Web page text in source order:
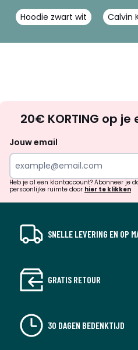
Hoodie zwart wit Calvin
20€ KORTING op
Jouw email
Heb je al een klantaccount? Abonneer je
persoonlijke ruimte door hier te klikken
SNELLE LEVERING EN OP
GRATIS RETOUR
30 DAGEN BEDENKTIJD